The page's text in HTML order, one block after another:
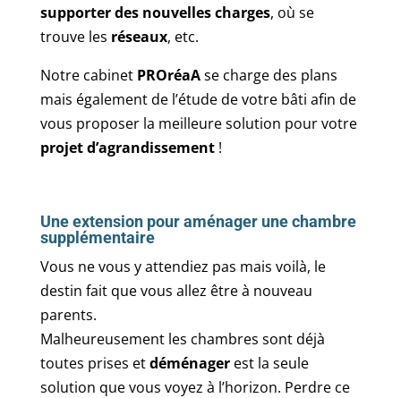
supporter des nouvelles charges, où se
trouve les réseaux, etc.
Notre cabinet PROréaAse charge des plans
mais également de l’étude de votre bâti afin de
vous proposer la meilleure solution pour votre
projet d’agrandissement!
Une extension pour aménager une chambre
supplémentaire
Vous ne vous y attendiez pas mais voilà, le
destin fait que vous allez être à nouveau
parents.
Malheureusement les chambres sont déjà
toutes prises etdéménagerest la seule
solution que vous voyez à l’horizon. Perdre ce